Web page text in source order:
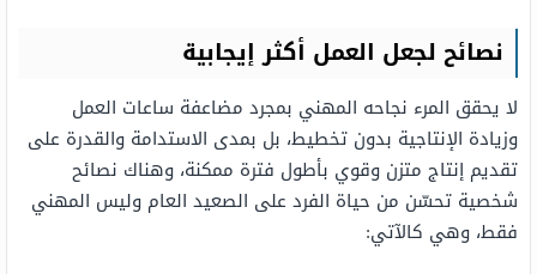
نصائح لجعل العمل أكثر إيجابية
لا يحقق المرء نجاحه المهني بمجرد مضاعفة ساعات العمل
وزيادة الإنتاجية بدون تخطيط، بل بمدى الاستدامة والقدرة على
تقديم إنتاج متزن وقوي بأطول فترة ممكنة، وهناك نصائح
شخصية تحسّن من حياة الفرد على الصعيد العام وليس المهني
فقط، وهي كالآتي: